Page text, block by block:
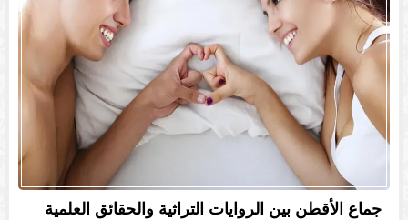
جماع الأقطن بين الروايات التراثية والحقائق العلمية